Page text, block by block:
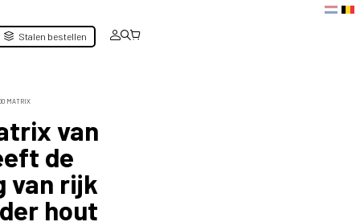
Stalen bestellen
MATRIX
van
de
van rijk
hout